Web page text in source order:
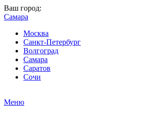
Ваш город:
Самара
Москва
Санкт-Петербург
Волгоград
Самара
Саратов
Сочи
Меню